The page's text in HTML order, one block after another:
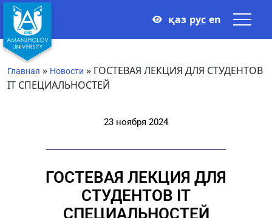
қаз рус en
Главная » Новости » ГОСТЕВАЯ ЛЕКЦИЯ ДЛЯ СТУДЕНТОВ
IT СПЕЦИАЛЬНОСТЕЙ
23 ноября 2024
ГОСТЕВАЯ ЛЕКЦИЯ ДЛЯ
СТУДЕНТОВ IT
СПЕЦИАЛЬНОСТЕЙ